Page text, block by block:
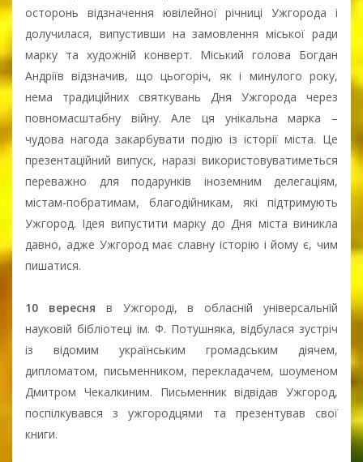
осторонь відзначення ювілейної річниці Ужгорода і
долучилася, випустивши на замовлення міської ради
марку та художній конверт. Міський голова Богдан
Андріїв відзначив, що цьогоріч, як і минулого року,
нема традиційних святкувань Дня Ужгорода через
повномасштабну війну. Але ця унікальна марка –
чудова нагода закарбувати подію із історії міста. Це
презентаційний випуск, наразі використовуватиметься
переважно для подарунків іноземним делегаціям,
містам-побратимам, благодійникам, які підтримують
Ужгород. Ідея випустити марку до Дня міста виникла
давно, адже Ужгород має славну історію і йому є, чим
пишатися.
10 вересня в Ужгороді, в обласній універсальній
науковій бібліотеці ім. Ф. Потушняка, відбулася зустріч
із відомим українським громадським діячем,
дипломатом, письменником, перекладачем, шоуменом
Дмитром Чекалкиним. Письменник відвідав Ужгород,
поспілкувався з ужгородцями та презентував свої
книги.